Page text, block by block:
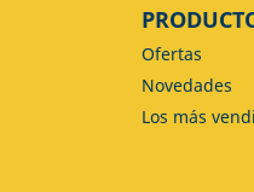
Ofertas
Novedades
Los más